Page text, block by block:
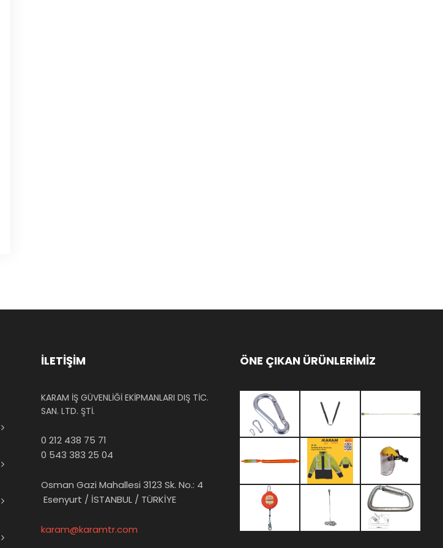
İLETİŞİM
KARAM İŞ GÜVENLİĞİ EKİPMANLARI DIŞ TİC.
SAN. LTD. ŞTİ.
0 212 438 75 71
0 543 383 25 04
Osman Gazi Mahallesi 3123 Sk. No.: 4
Esenyurt / İSTANBUL / TÜRKİYE
karam@karamtr.com
ÖNE ÇIKAN ÜRÜNLERİMİZ